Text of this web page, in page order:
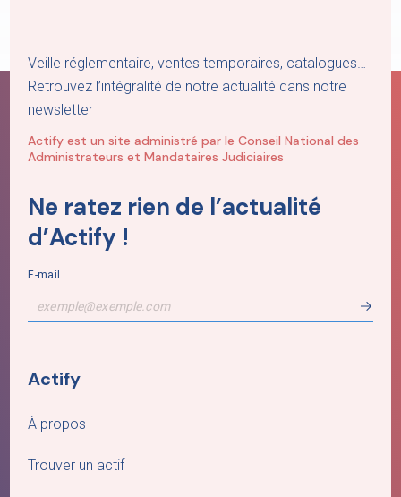
Veille réglementaire, ventes temporaires, catalogues…
Retrouvez l’intégralité de notre actualité dans notre
newsletter
Actify est un site administré par le Conseil National des
Administrateurs et Mandataires Judiciaires
Ne ratez rien de l’actualité
d’Actify !
E-mail
Actify
À propos
Trouver un actif